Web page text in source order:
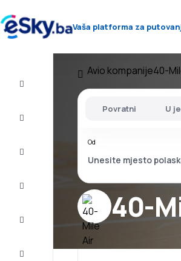
Vaša platforma za
Avio kompanije40-
40-
Povratni U
Od